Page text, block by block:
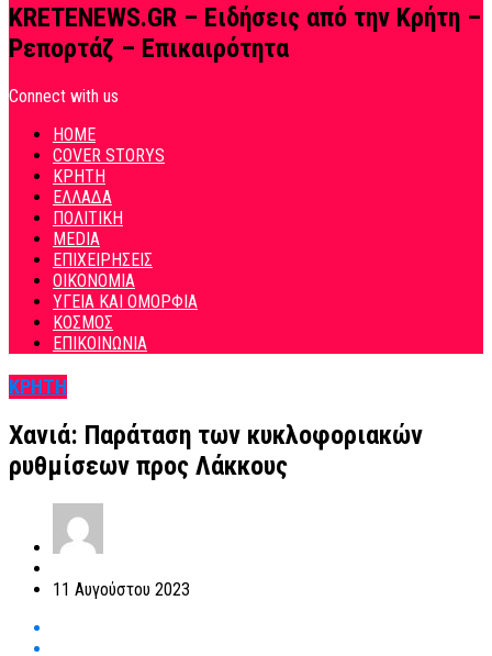
KRETENEWS.GR – Ειδήσεις από την Κρήτη –
Ρεπορτάζ – Επικαιρότητα
Connect with us
HOME
COVER STORYS
ΚΡΗΤΗ
ΕΛΛΑΔΑ
ΠΟΛΙΤΙΚΗ
MEDIA
ΕΠΙΧΕΙΡΗΣΕΙΣ
ΟΙΚΟΝΟΜΙΑ
ΥΓΕΙΑ ΚΑΙ ΟΜΟΡΦΙΑ
ΚΟΣΜΟΣ
ΕΠΙΚΟΙΝΩΝΙΑ
ΚΡΗΤΗ
Χανιά: Παράταση των κυκλοφοριακών
ρυθμίσεων προς Λάκκους
11 Αυγούστου 2023